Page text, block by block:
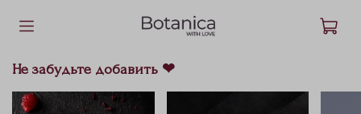
Не забудьте добавить ❤